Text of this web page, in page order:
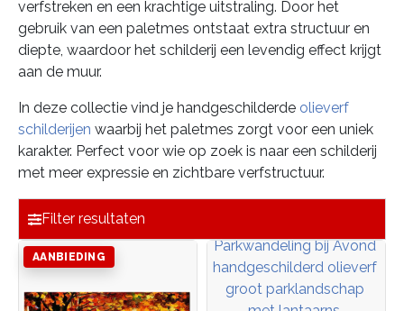
verfstreken en een krachtige uitstraling. Door het
gebruik van een paletmes ontstaat extra structuur en
diepte, waardoor het schilderij een levendig effect krijgt
aan de muur.
In deze collectie vind je handgeschilderde olieverf
schilderijen waarbij het paletmes zorgt voor een uniek
karakter. Perfect voor wie op zoek is naar een schilderij
met meer expressie en zichtbare verfstructuur.
Filter resultaten
AANBIEDING